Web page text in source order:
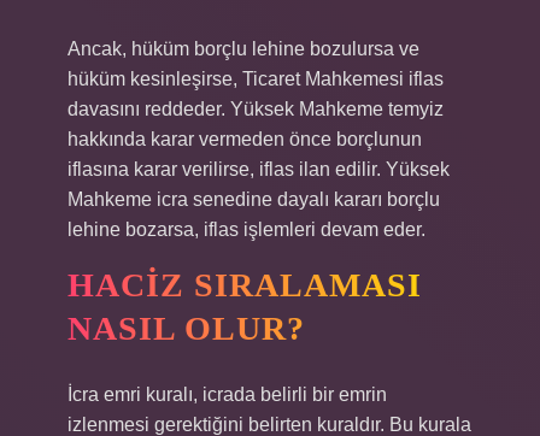
Ancak, hüküm borçlu lehine bozulursa ve
hüküm kesinleşirse, Ticaret Mahkemesi iflas
davasını reddeder. Yüksek Mahkeme temyiz
hakkında karar vermeden önce borçlunun
iflasına karar verilirse, iflas ilan edilir. Yüksek
Mahkeme icra senedine dayalı kararı borçlu
lehine bozarsa, iflas işlemleri devam eder.
HACIZ SIRALAMASI
NASIL OLUR?
İcra emri kuralı, icrada belirli bir emrin
izlenmesi gerektiğini belirten kuraldır. Bu kurala